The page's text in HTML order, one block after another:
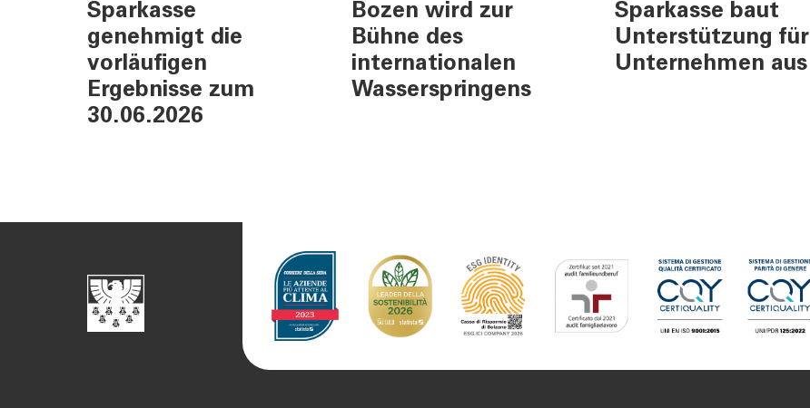
Vorsorgelücke berechnen
Sponsoring
Newsletter
Tel: 800378378
Mo-Fr:08:00-22:00
Sparkasse
genehmigt die
vorläufigen
Ergebnisse zum
30.06.2026
Bozen wird zur
Bühne des
internationalen
Wasserspringens
Sparkasse baut
Unterstützung für
Unternehmen aus